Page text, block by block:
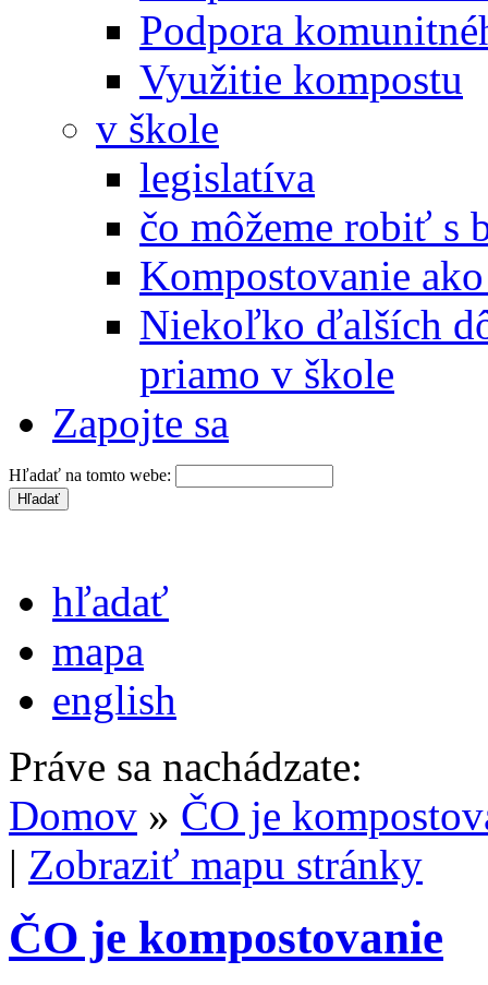
Podpora
Využitie kompostu
v škole
legislatíva
čo môžeme robiť s
Kompostovanie
Niekoľko ďalších
priamo v škole
Zapojte sa
Hľadať na tomto webe:
hľadať
mapa
english
Práve sa nachádzate:
Domov » ČO je
| Zobraziť mapu stránky
ČO je kompostovanie